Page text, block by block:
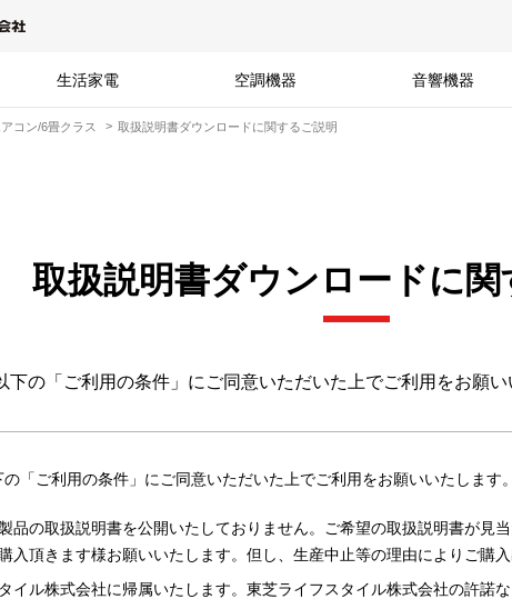
生活家電 空調機器 音響機器
コン/6畳クラス 取扱説明書ダウンロードに関するご説明
取扱説明書ダウンロードに関
の「ご利用の条件」にご同意いただいた上でご利用をお願い
「ご利用の条件」にご同意いただいた上でご利用をお願いいたします。
品の取扱説明書を公開いたしておりません。ご希望の取扱説明書が見
入頂きます様お願いいたします。但し、生産中止等の理由によりご購
イル株式会社に帰属いたします。東芝ライフスタイル株式会社の許諾